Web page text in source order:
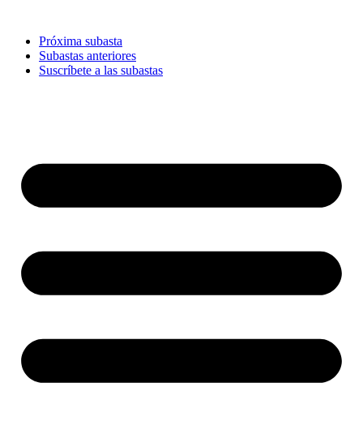
contenidoPróxima subasta
Subastas anteriores
Suscríbete a las subastas